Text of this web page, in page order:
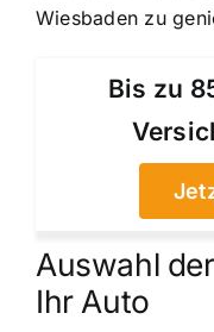
Wiesbaden zu
Bis zu
Auswahl
Ihr Auto